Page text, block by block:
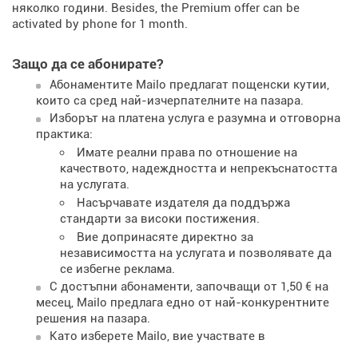
няколко години. Besides, the Premium offer can be
activated by phone for 1 month.
Защо да се абонирате?
Абонаментите Mailo предлагат пощенски кутии,
които са сред най-изчерпателните на пазара.
Изборът на платена услуга е разумна и отговорна
практика:
Имате реални права по отношение на
качеството, надеждността и непрекъснатостта
на услугата.
Насърчавате издателя да поддържа
стандарти за високи постижения.
Вие допринасяте директно за
независимостта на услугата и позволявате да
се избегне реклама.
С достъпни абонаменти, започващи от 1,50 € на
месец, Mailo предлага едно от най-конкурентните
решения на пазара.
Като изберете Mailo, вие участвате в